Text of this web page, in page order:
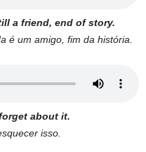
a friend, end of story.
é um amigo, fim da história.
about it.
isso.